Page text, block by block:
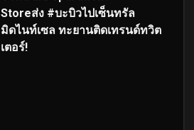
Storeส่ง #บะบิวไปเซ็นทรัล
มิดไนท์เซล ทะยานติดเทรนด์ทวิต
เตอร์!